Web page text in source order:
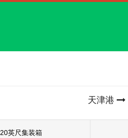
天津港
20英尺集装箱